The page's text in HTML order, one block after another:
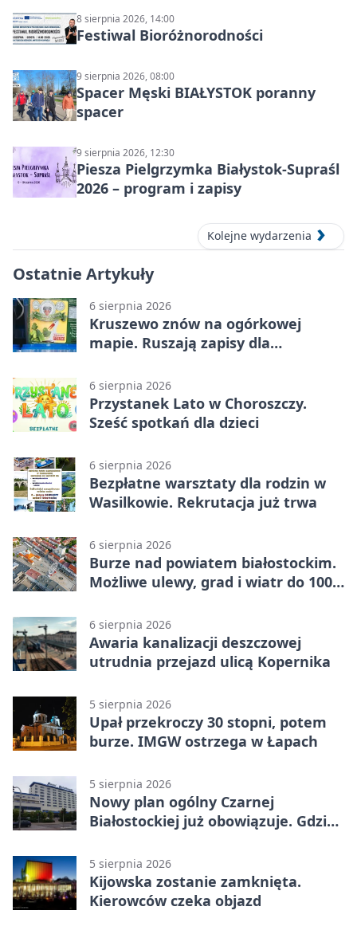
8 sierpnia 2026, 14:00
Festiwal Bioróżnorodności
9 sierpnia 2026, 08:00
Spacer Męski BIAŁYSTOK poranny
spacer
9 sierpnia 2026, 12:30
Piesza Pielgrzymka Białystok-Supraśl
2026 – program i zapisy
Kolejne wydarzenia
Ostatnie Artykuły
6 sierpnia 2026
Kruszewo znów na ogórkowej
mapie. Ruszają zapisy dla
6 sierpnia 2026
Przystanek Lato w Choroszczy.
Sześć spotkań dla dzieci
6 sierpnia 2026
Bezpłatne warsztaty dla rodzin w
Wasilkowie. Rekrutacja już trwa
6 sierpnia 2026
Burze nad powiatem białostockim.
Możliwe ulewy, grad i wiatr do 100
6 sierpnia 2026
Awaria kanalizacji deszczowej
utrudnia przejazd ulicą Kopernika
5 sierpnia 2026
Upał przekroczy 30 stopni, potem
burze. IMGW ostrzega w Łapach
5 sierpnia 2026
Nowy plan ogólny Czarnej
Białostockiej już obowiązuje. Gdzie
5 sierpnia 2026
Kijowska zostanie zamknięta.
Kierowców czeka objazd